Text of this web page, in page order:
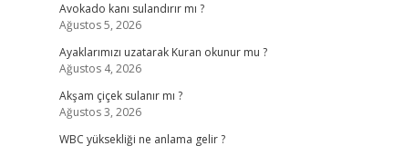
Avokado kanı sulandırır mı ?
Ağustos 5, 2026
Ayaklarımızı uzatarak Kuran okunur mu ?
Ağustos 4, 2026
Akşam çiçek sulanır mı ?
Ağustos 3, 2026
WBC yüksekliği ne anlama gelir ?